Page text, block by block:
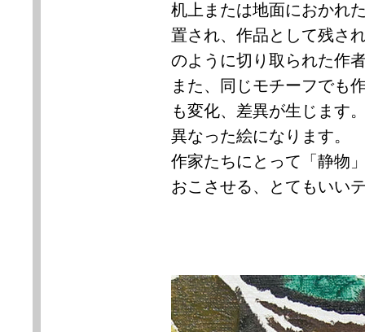
机上または地面におかれ
置され、作品として残さ
のように切り取られた作
また、同じモチーフでも
も変化、差異が生じます
異なった絵になります。
作家たちにとって「静物
おこさせる、とてもいい